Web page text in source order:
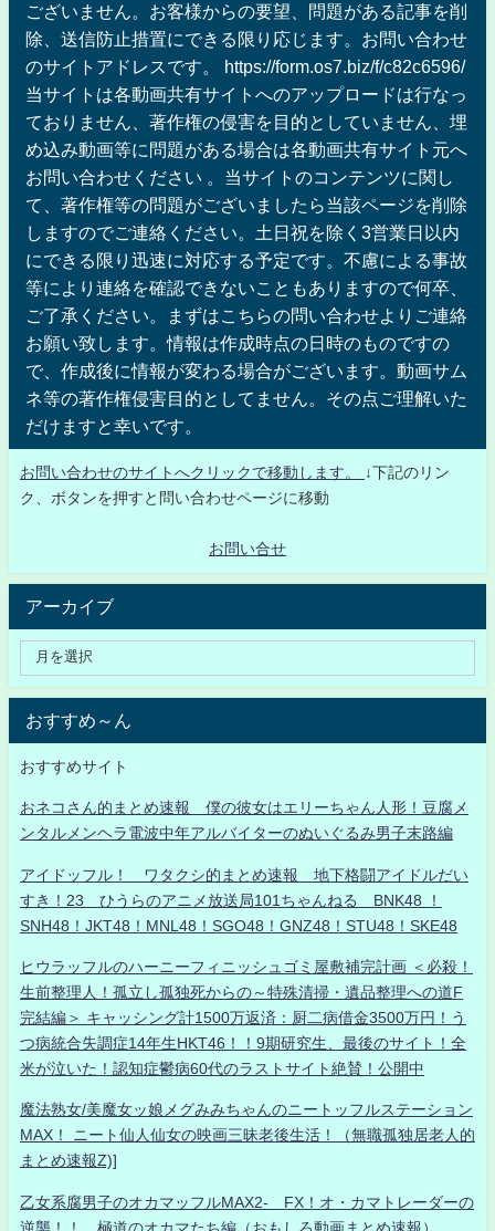
ございません。お客様からの要望、問題がある記事を削
除、送信防止措置にできる限り応じます。お問い合わせ
のサイトアドレスです。 https://form.os7.biz/f/c82c6596/
当サイトは各動画共有サイトへのアップロードは行なっ
ておりません、著作権の侵害を目的としていません、埋
め込み動画等に問題がある場合は各動画共有サイト元へ
お問い合わせください 。当サイトのコンテンツに関し
て、著作権等の問題がございましたら当該ページを削除
しますのでご連絡ください。土日祝を除く3営業日以内
にできる限り迅速に対応する予定です。不慮による事故
等により連絡を確認できないこともありますので何卒、
ご了承ください。まずはこちらの問い合わせよりご連絡
お願い致します。情報は作成時点の日時のものですの
で、作成後に情報が変わる場合がございます。動画サム
ネ等の著作権侵害目的としてません。その点ご理解いた
だけますと幸いです。
お問い合わせのサイトへクリックで移動します。
↓下記のリン
ク、ボタンを押すと問い合わせページに移動
お問い合せ
アーカイブ
おすすめ～ん
おすすめサイト
おネコさん的まとめ速報 僕の彼女はエリーちゃん人形！豆腐メ
ンタルメンヘラ電波中年アルバイターのぬいぐるみ男子末路編
アイドッフル！ ワタクシ的まとめ速報 地下格闘アイドルだい
すき！23 ひうらのアニメ放送局101ちゃんねる BNK48 ！
SNH48！JKT48！MNL48！SGO48！GNZ48！STU48！SKE48
ヒウラッフルのハーニーフィニッシュゴミ屋敷補完計画 ＜必殺！
生前整理人！孤立し孤独死からの～特殊清掃・遺品整理への道F
完結編＞ キャッシング計1500万返済：厨二病借金3500万円！う
つ病統合失調症14年生HKT46！！9期研究生、最後のサイト！全
米が泣いた！認知症鬱病60代のラストサイト絶賛！公開中
魔法熟女/美魔女ッ娘メグみみちゃんのニートッフルステーション
MAX！ ニート仙人仙女の映画三昧老後生活！（無職孤独居老人的
まとめ速報Z)]
乙女系腐男子のオカマッフルMAX2- FX！オ・カマトレーダーの
逆襲！！ 極道のオカマたち編（おもしろ動画まとめ速報）